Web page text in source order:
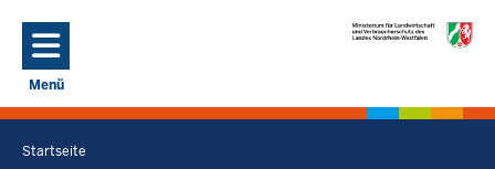
Menü
Navigation aktivieren/deaktivieren: Hauptmenü
Sie
Startseite